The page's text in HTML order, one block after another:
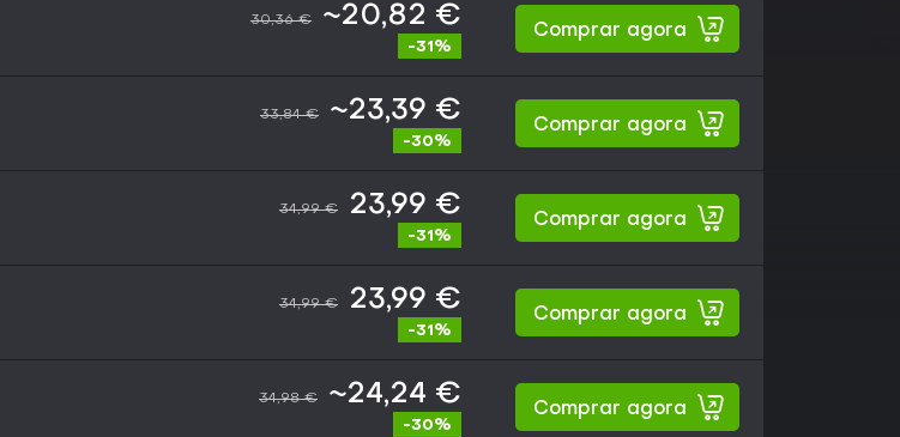
30,36 € ~20,82 €
-31%
Comprar agora
33,84 € ~23,39 €
-30%
Comprar agora
34,99 € 23,99 €
-31%
Comprar agora
34,99 € 23,99 €
-31%
Comprar agora
34,98 € ~24,24 €
-30%
Comprar agora